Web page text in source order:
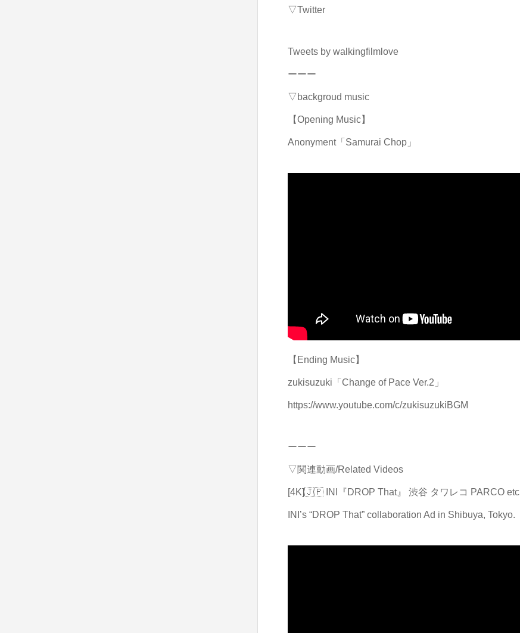
▽Twitter
Tweets by walkingfilmlove
ーーー
▽backgroud music
【Opening Music】
Anonyment「Samurai Chop」
【Ending Music】
zukisuzuki「Change of Pace Ver.2」
https://www.youtube.com/c/zukisuzukiBGM
ーーー
▽関連動画/Related Videos
[4K]🇯🇵 INI『DROP That』 渋谷 タワレコ PARCO etc
INI’s “DROP That” collaboration Ad in Shibuya, Tokyo.